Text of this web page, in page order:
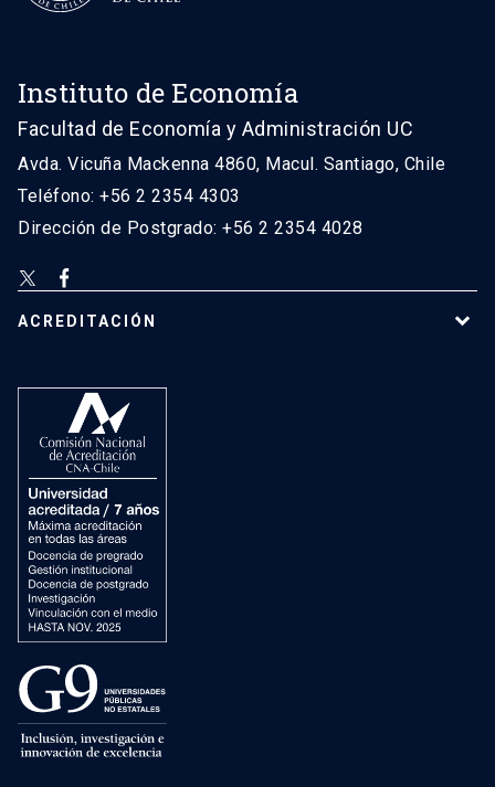
Instituto de Economía
Facultad de Economía y Administración UC
Avda. Vicuña Mackenna 4860, Macul. Santiago, Chile
Teléfono: +56 2 2354 4303
Dirección de Postgrado: +56 2 2354 4028
ACREDITACIÓN